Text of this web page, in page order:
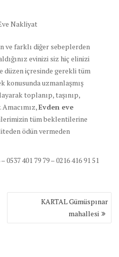
Nakliyat
ve farklı diğer sebeplerden
evinizi siz hiç elinizi
düzen içresinde gerekli tüm
konusunda uzmanlaşmış
toplanıp, taşınıp,
Evden eve
tüm beklentilerine
ödün vermeden
0537 401 79 79 – 0216 416 91 51
KARTAL Gümüspınar
mahallesi